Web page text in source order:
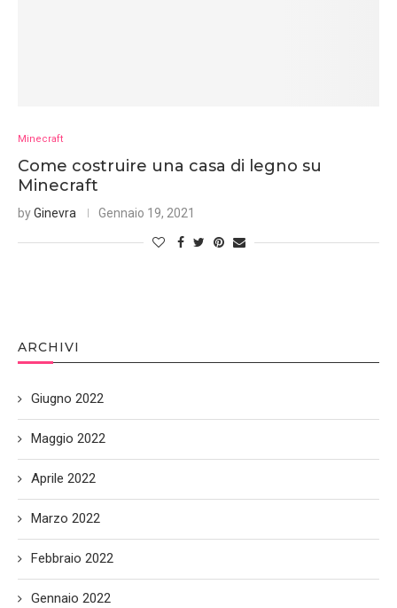
Minecraft
Come costruire una casa di legno su
Minecraft
byGinevra Gennaio 19, 2021
ARCHIVI
Giugno 2022
Maggio 2022
Aprile 2022
Marzo 2022
Febbraio 2022
Gennaio 2022